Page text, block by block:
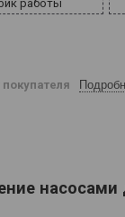
работы
покупателя
насосами